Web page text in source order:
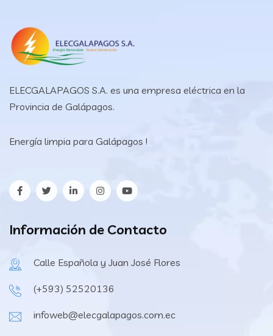
ELECGALAPAGOS S.A. es una empresa eléctrica en la
Provincia de Galápagos.
Energía limpia para Galápagos !
Información de Contacto
Calle Española y Juan José Flores
(+593) 52520136
infoweb@elecgalapagos.com.ec